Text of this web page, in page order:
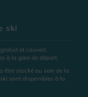
ski
et couvert.
à la gare de départ.
être stocké au sein de la
sont disponibles à la